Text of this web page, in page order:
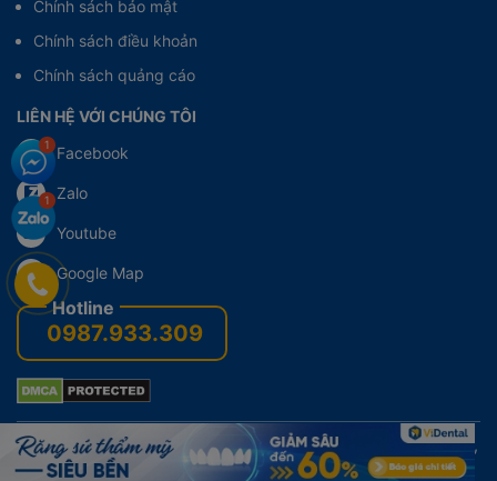
Chính sách bảo mật
Chính sách điều khoản
Chính sách quảng cáo
LIÊN HỆ VỚI CHÚNG TÔI
Facebook
Zalo
Youtube
Google Map
0987.933.309
© 2021 - Bản quyền của ViDental Clinic - Trung Tâm Bọc Răng,
Dán Răng Sứ Thẩm MỹViennhakhoathammy.com